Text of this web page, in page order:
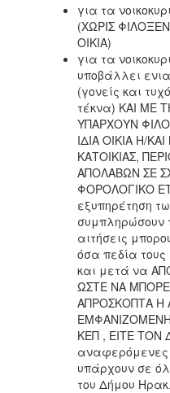
ΑΝΘΕΚΤΙΚΗ
για τα
(ΧΩΡΙΣ
ΟΙΚΙΑ)
για τα
υποβάλλει
(γονείς και
τέκνα) ΚΑΙ ΜΕ
ΥΠΑΡΧΟΥΝ
ΙΔΙΑ ΟΙΚΙΑ Η/
ΚΑΤΟΙΚΙΑΣ,
ΑΠΟΛΑΒΩΝ ΣΕ
ΦΟΡΟΛΟΓΙΚΟ
εξυπηρέτηση
συμπληρώσουν
αιτήσεις
όσα πεδία
και μετά να
ΩΣΤΕ ΝΑ
ΑΠΡΟΣΚΟΠΤΑ Η
ΕΜΦΑΝΙΖΟΜΕΝΗ
ΚΕΠ , ΕΙΤΕ ΤΟΝ
αναφερόμενες
υπάρχουν σε
του Δήμου